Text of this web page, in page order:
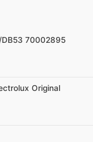
DB53 70002895
Original